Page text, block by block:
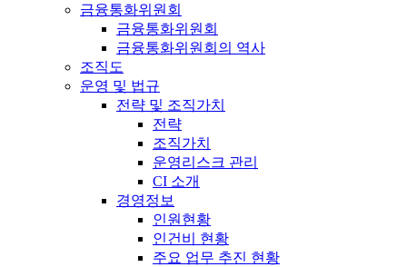
금융통화위원회
금융통화위원회
금융통화위원회의 역사
조직도
운영 및 법규
전략 및 조직가치
전략
조직가치
운영리스크 관리
CI 소개
경영정보
인원현황
인건비 현황
주요 업무 추진 현황